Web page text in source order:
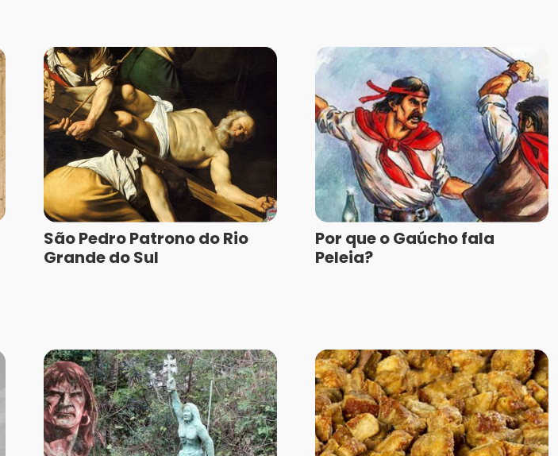
São Pedro Patrono do Rio
Grande do Sul
Por que o Gaúcho fala
Peleia?